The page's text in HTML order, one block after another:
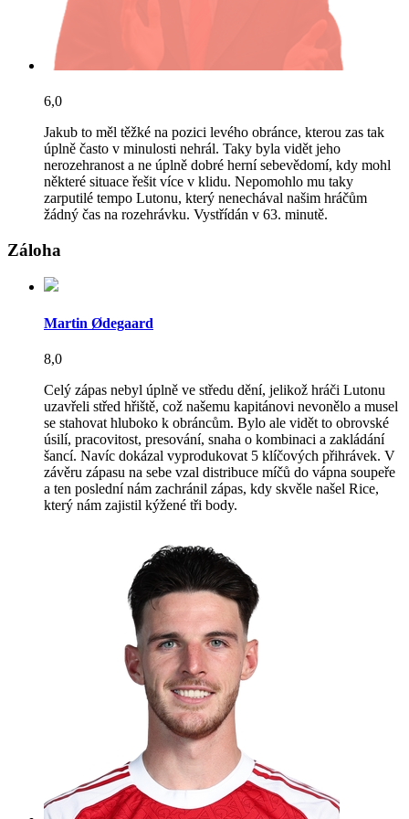
6,0
Jakub to měl těžké na pozici levého obránce, kterou zas tak
úplně často v minulosti nehrál. Taky byla vidět jeho
nerozehranost a ne úplně dobré herní sebevědomí, kdy mohl
některé situace řešit více v klidu. Nepomohlo mu taky
zarputilé tempo Lutonu, který nenechával našim hráčům
žádný čas na rozehrávku. Vystřídán v 63. minutě.
Záloha
Martin Ødegaard
8,0
Celý zápas nebyl úplně ve středu dění, jelikož hráči Lutonu
uzavřeli střed hřiště, což našemu kapitánovi nevonělo a musel
se stahovat hluboko k obráncům. Bylo ale vidět to obrovské
úsilí, pracovitost, presování, snaha o kombinaci a zakládání
šancí. Navíc dokázal vyprodukovat 5 klíčových přihrávek. V
závěru zápasu na sebe vzal distribuce míčů do vápna soupeře
a ten poslední nám zachránil zápas, kdy skvěle našel Rice,
který nám zajistil kýžené tři body.